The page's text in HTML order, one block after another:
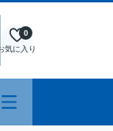
気に入り
0